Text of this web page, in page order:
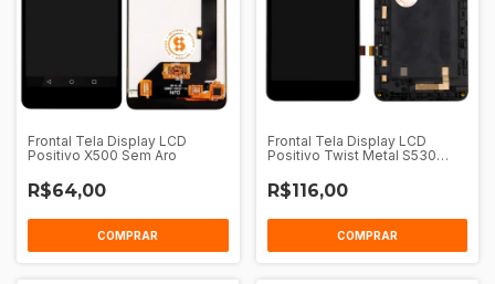
Frontal Tela Display LCD
Positivo X500 Sem Aro
R$64,00
COMPRAR
Frontal Tela Display LCD
Positivo Twist Metal S530
R$116,00
COMPRAR